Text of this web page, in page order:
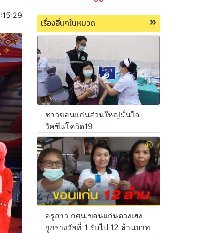
เรื่องอื่นๆในหมวด
ชาวขอนแก่นส่วนใหญ่มั่นใจ
วัคซีนโควิด19
ครูสาว กศน.ขอนแก่นดวงเฮง
ถูกรางวัลที่ 1 รับไป 12 ล้านบาท